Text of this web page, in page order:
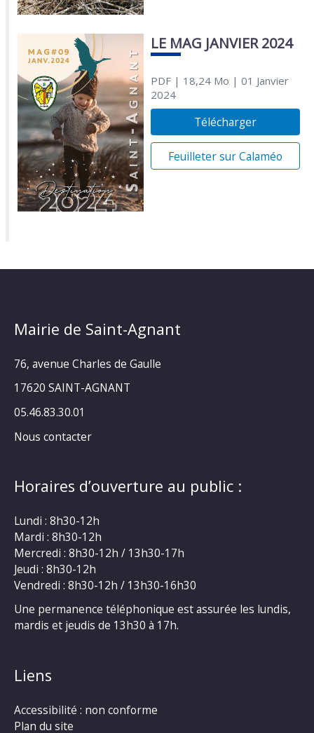
LE MAG JANVIER 2024
PDF| 18,24 Mo | 01 Janvier
2024
Télécharger
Feuilleter sur Calaméo
Mairie de Saint-Agnant
76, avenue Charles de Gaulle
17620 SAINT-AGNANT
05.46.83.30.01
Nous contacter
Horaires d’ouverture au public :
Lundi : 8h30-12h
Mardi : 8h30-12h
Mercredi : 8h30-12h / 13h30-17h
Jeudi : 8h30-12h
Vendredi : 8h30-12h / 13h30-16h30
Une permanence téléphonique est assurée les lundis,
mardis et jeudis de 13h30 à 17h.
Liens
Accessibilité : non conforme
Plan du site